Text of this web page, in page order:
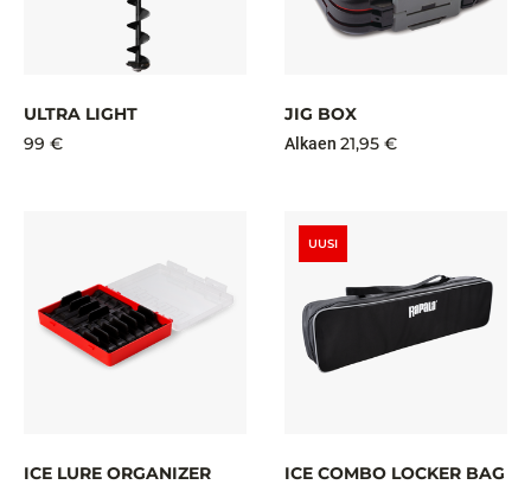
ULTRA LIGHT
99 €
JIG BOX
Alkaen 21,95 €
ICE LURE ORGANIZER
UUSI
ICE COMBO LOCKER BAG